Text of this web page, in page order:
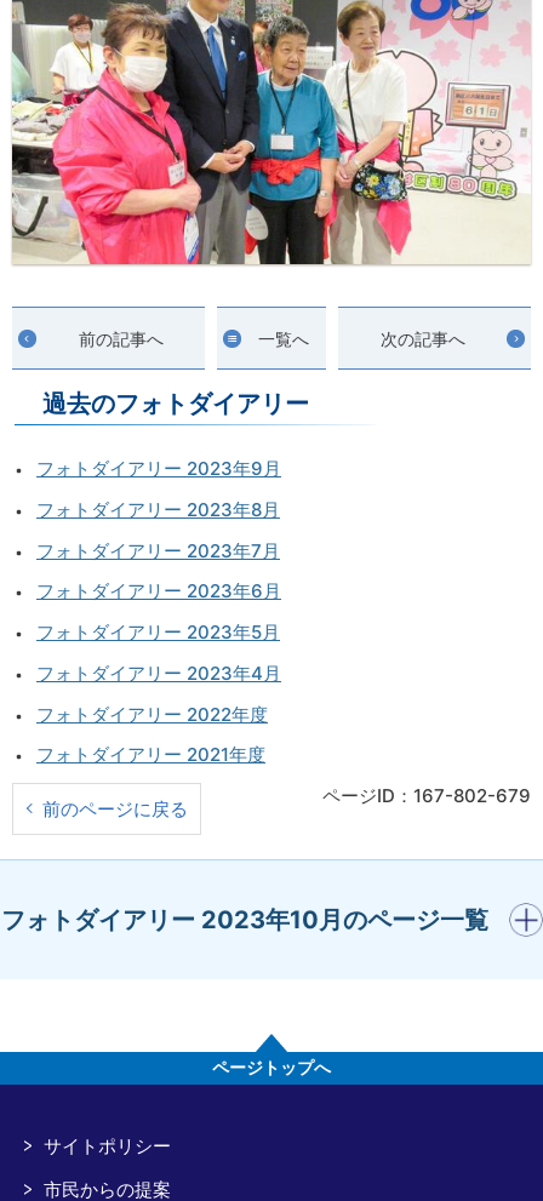
前の記事へ 一覧へ 次の記事へ
過去のフォトダイアリー
フォトダイアリー 2023年9月
フォトダイアリー 2023年8月
フォトダイアリー 2023年7月
フォトダイアリー 2023年6月
フォトダイアリー 2023年5月
フォトダイアリー 2023年4月
フォトダイアリー 2022年度
フォトダイアリー 2021年度
前のページに戻る
ページID：167-802-679
フォトダイアリー 2023年10月のページ一覧
開く
ページトップへ
サイトポリシー
市民からの提案